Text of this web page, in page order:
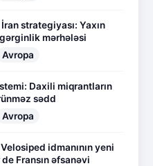
strategiyası: Yaxın
mərhələsi
Avropa
Daxili miqrantların
sədd
Avropa
idmanının yeni
Fransın əfsanəvi